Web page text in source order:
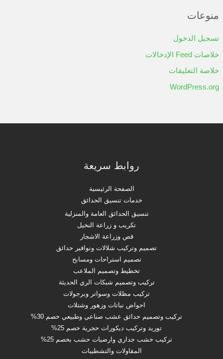
منوعات
تسجيل الدخول
خلاصات Feed الإدخالات
خلاصة التعليقات
WordPress.org
روابط سريعة
الصفحة الرئيسية
خدمات تنسيق الحدائق
تنسيق الحدائق العامة والمنزلية
تكريب و زراعة النخيل
قص وزراعة الاشجار
تصميم وتركيب شلالات ونوافير حدائق
تصميم استراحات ومسابح
تخطيط وتصميم الملاعب
تركيب وتصميم شبكات الري الحديثة
تركيب مظلات وسواتر وبرجولات
احواض نباتات وزهور وشتلات
تركيب وتصميم حدائق عشب صناعي وطبيعي خصم 30%
توريد وتركيب ديكورات حجرية خصم 25%
تركيب خشب جداري وارضيات حشب بخصم 25%
المقاولات والتشطيبات